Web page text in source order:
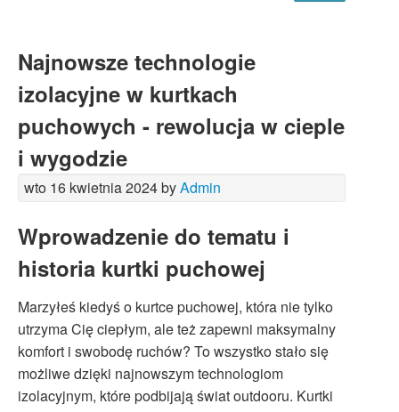
Najnowsze technologie
izolacyjne w kurtkach
puchowych - rewolucja w cieple
i wygodzie
wto 16 kwietnia 2024 byAdmin
Wprowadzenie do tematu i
historia kurtki puchowej
Marzyłeś kiedyś o kurtce puchowej, która nie tylko
utrzyma Cię ciepłym, ale też zapewni maksymalny
komfort i swobodę ruchów? To wszystko stało się
możliwe dzięki najnowszym technologiom
izolacyjnym, które podbijają świat outdooru. Kurtki